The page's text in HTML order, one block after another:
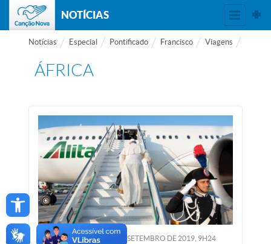
Open toolbar
NOTÍCIAS
Notícias Especial Pontificado Francisco Viagens
ÁFRICA
QUARTA-FEIRA, 4 SETEMBRO DE 2019, 9H24